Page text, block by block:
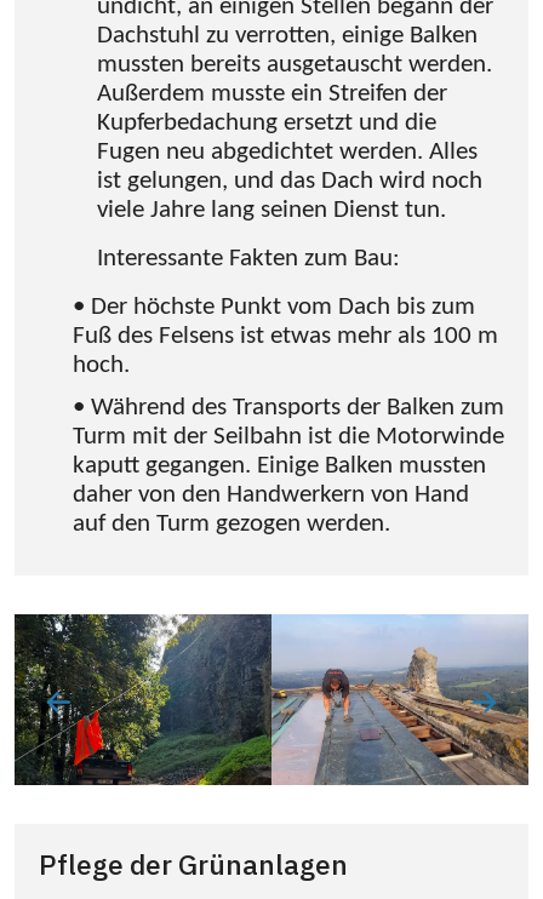
undicht, an einigen Stellen begann der
Dachstuhl zu verrotten, einige Balken
mussten bereits ausgetauscht werden.
Außerdem musste ein Streifen der
Kupferbedachung ersetzt und die
Fugen neu abgedichtet werden. Alles
ist gelungen, und das Dach wird noch
viele Jahre lang seinen Dienst tun.
Interessante Fakten zum Bau:
• Der höchste Punkt vom Dach bis zum
Fuß des Felsens ist etwas mehr als 100 m
hoch.
• Während des Transports der Balken zum
Turm mit der Seilbahn ist die Motorwinde
kaputt gegangen. Einige Balken mussten
daher von den Handwerkern von Hand
auf den Turm gezogen werden.
Pflege der Grünanlagen